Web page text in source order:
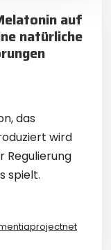
auf
natürliche
das
wird
Regulierung
spielt.